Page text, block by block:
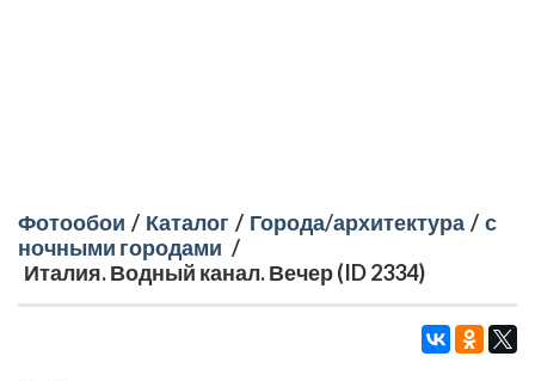
Фотообои / Каталог / Города/архитектура / с
ночными городами /
Италия. Водный канал. Вечер (ID 2334)